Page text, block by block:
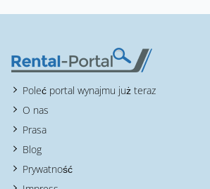
Poleć portal wynajmu już teraz
O nas
Prasa
Blog
Prywatność